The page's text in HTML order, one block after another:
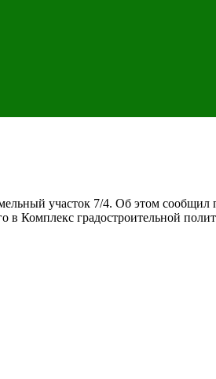
участок 7/4. Об этом сообщил
в Комплекс градостроительной